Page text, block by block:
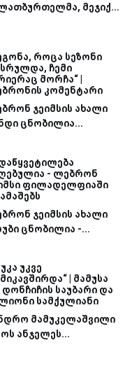
მეჯიქ...
როცა სეზონი
ჩემი
მორჩა“ |
კომენტარი
ჯეიმსის ახალი
ცნობილია...
- ლებრონ
ფილადელფიაში
ჯეიმსის ახალი
ცნობილია -...
უკვე
| მამუსა
დონჩიჩის საუბარი და
სამქულიანი
მამუკელაშვილი
ანჯელეს...